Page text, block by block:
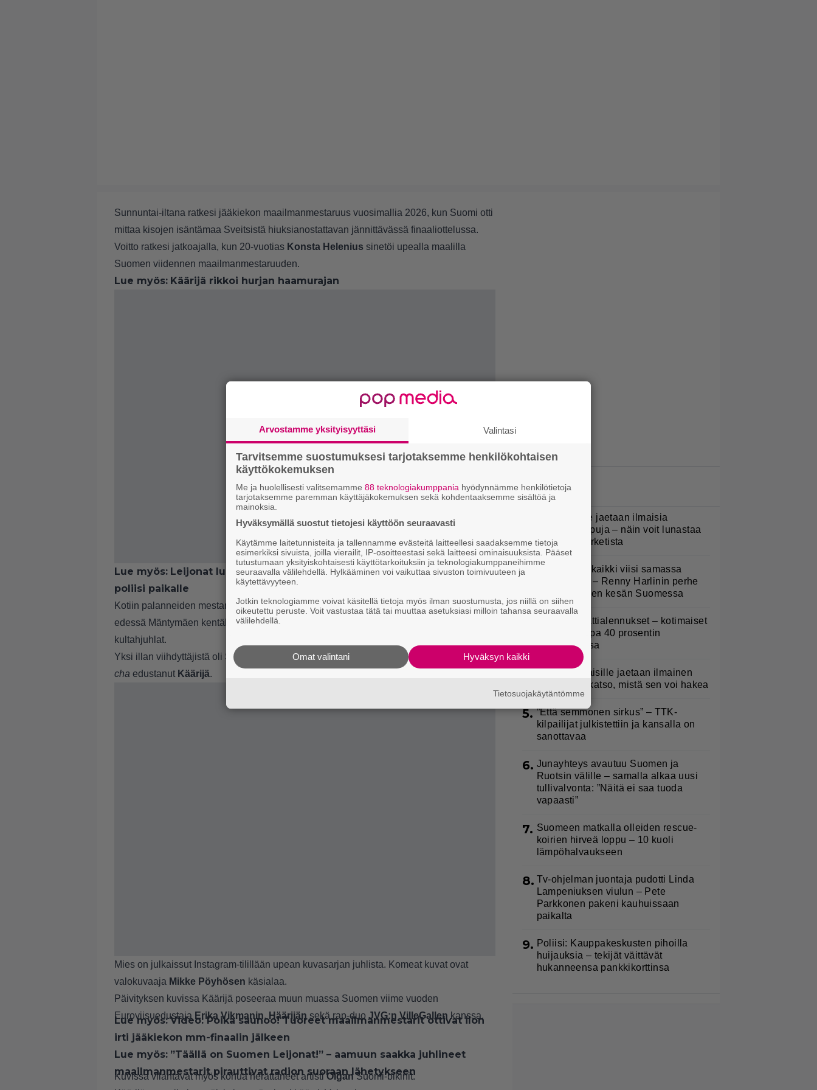
Sunnuntai-iltana ratkesi jääkiekon maailmanmestaruus vuosimallia 2026, kun Suomi otti
mittaa kisojen isäntämaa Sveitsistä hiuksianostattavan jännittävässä finaaliottelussa.
Voitto ratkesi jatkoajalla, kun 20-vuotias Konsta Helenius sinetöi upealla maalilla
Suomen viidennen maailmanmestaruuden.
Lue myös: Käärijä rikkoi hurjan haamurajan
Lue myös: Leijonat luukuttivat Petri Nygårdia Sveitsissä keskellä yötä –
poliisi paikalle
Kotiin palanneiden mestareiden kunniaksi järjestettiin Helsingissä Olympiastadionin
edessä Mäntymäen kentällä sekä Stadioninaukiolla eturivin artisteja vilisseet
kultahjuhlat.
Yksi illan viihdyttäjistä oli Suomea Euroviisuissa vuonna 2023 kappaleellaan
Cha cha
cha edustanut Käärijä.
Mies on julkaissut Instagram-tilillään upean kuvasarjan juhlista. Komeat kuvat ovat
valokuvaaja Mikke Pöyhösen käsialaa.
Päivityksen kuvissa Käärijä poseeraa muun muassa Suomen viime vuoden
Euroviisuedustaja Erika Vikmanin, Häärijän sekä rap-duo JVG:n VilleGallen kanssa.
Lue myös: Video: Poika saunoo! Tuoreet maailmanmestarit ottivat ilon
irti jääkiekon mm-finaalin jälkeen
Lue myös: ”Täällä on Suomen Leijonat!” – aamuun saakka juhlineet
maailmanmestarit pirauttivat radion suoraan lähetykseen
Kuvissa vilahtavat myös kohua herättäneet artistiOlganSuomi-bikinit.
Koululaisille jaetaan ilmaisia
heijastinreppuja – näin voit lunastaa
omasi S-marketista
2.
”Nukuimme kaikki viisi samassa
huoneessa” – Renny Harlinin perhe
vietti unelmien kesän Suomessa
Lidl aloitti jättialennukset – kotimaiset
kasvikset jopa 40 prosentin
alennuksessa
Ekaluokkalaisille jaetaan ilmainen
kotiavain – katso, mistä sen voi hakea
5. ”Että semmonen sirkus” – TTK-
kilpailijat julkistettiin ja kansalla on
sanottavaa
6. Junayhteys avautuu Suomen ja
Ruotsin välille – samalla alkaa uusi
tullivalvonta: ”Näitä ei saa tuoda
vapaasti”
7. Suomeen matkalla olleiden rescue-
koirien hirveä loppu – 10 kuoli
lämpöhalvaukseen
8. Tv-ohjelman juontaja pudotti Linda
Lampeniuksen viulun – Pete
Parkkonen pakeni kauhuissaan
paikalta
9. Poliisi: Kauppakeskusten pihoilla
huijauksia – tekijät väittävät
hukanneensa pankkikorttinsa
Arvostamme yksityisyyttäsi Valintasi
Tarvitsemme suostumuksesi tarjotaksemme henkilökohtaisen
käyttökokemuksen
Me ja huolellisesti valitsemamme 88 teknologiakumppania hyödynnämme henkilötietoja
tarjotaksemme paremman käyttäjäkokemuksen sekä kohdentaaksemme sisältöä ja
mainoksia.
Hyväksymällä suostut tietojesi käyttöön seuraavasti
Käytämme laitetunnisteita ja tallennamme evästeitä laitteellesi saadaksemme tietoja
esimerkiksi sivuista, joilla vierailit, IP-osoitteestasi sekä laitteesi ominaisuuksista. Pääset
tutustumaan yksityiskohtaisesti käyttötarkoituksiin ja teknologiakumppaneihimme
seuraavalla välilehdellä. Hylkääminen voi vaikuttaa sivuston toimivuuteen ja
käytettävyyteen.
Jotkin teknologiamme voivat käsitellä tietoja myös ilman suostumusta, jos niillä on siihen
oikeutettu peruste. Voit vastustaa tätä tai muuttaa asetuksiasi milloin tahansa seuraavalla
välilehdellä.
Hyväksyn kaikki
Omat valintani
Tietosuojakäytäntömme